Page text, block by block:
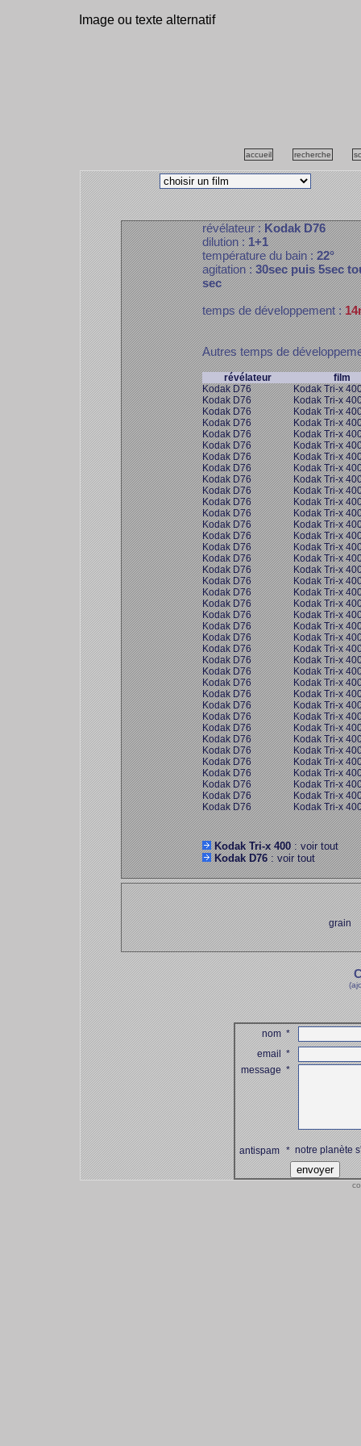
Image ou texte alternatif
accueil recherche
révélateur :Kodak D76
dilution :1+1
température du bain :22°
agitation :30sec puis 5sec
sec
temps de développement :
Autres temps de
révélateur
film
Kodak D76
Kodak Tri-x
Kodak D76
Kodak Tri-x
Kodak D76
Kodak Tri-x
Kodak D76
Kodak Tri-x
Kodak D76
Kodak Tri-x
Kodak D76
Kodak Tri-x
Kodak D76
Kodak Tri-x
Kodak D76
Kodak Tri-x
Kodak D76
Kodak Tri-x
Kodak D76
Kodak Tri-x
Kodak D76
Kodak Tri-x
Kodak D76
Kodak Tri-x
Kodak D76
Kodak Tri-x
Kodak D76
Kodak Tri-x
Kodak D76
Kodak Tri-x
Kodak D76
Kodak Tri-x
Kodak D76
Kodak Tri-x
Kodak D76
Kodak Tri-x
Kodak D76
Kodak Tri-x
Kodak D76
Kodak Tri-x
Kodak D76
Kodak Tri-x
Kodak D76
Kodak Tri-x
Kodak D76
Kodak Tri-x
Kodak D76
Kodak Tri-x
Kodak D76
Kodak Tri-x
Kodak D76
Kodak Tri-x
Kodak D76
Kodak Tri-x
Kodak D76
Kodak Tri-x
Kodak D76
Kodak Tri-x
Kodak D76
Kodak Tri-x
Kodak D76
Kodak Tri-x
Kodak D76
Kodak Tri-x
Kodak D76
Kodak Tri-x
Kodak D76
Kodak Tri-x
Kodak D76
Kodak Tri-x
Kodak D76
Kodak Tri-x
Kodak D76
Kodak Tri-x
Kodak D76
Kodak Tri-x
Kodak Tri-x 400: voir tout
Kodak D76: voir tout
grain
nom*
email*
message*
antispam *notre planète